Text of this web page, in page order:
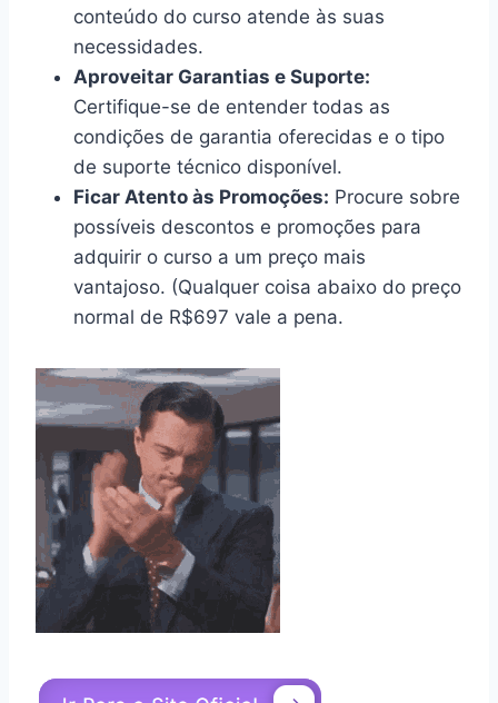
conteúdo do curso atende às suas
necessidades.
Aproveitar Garantias e Suporte:
Certifique-se de entender todas as
condições de garantia oferecidas e o tipo
de suporte técnico disponível.
Ficar Atento às Promoções: Procure sobre
possíveis descontos e promoções para
adquirir o curso a um preço mais
vantajoso. (Qualquer coisa abaixo do preço
normal de R$697 vale a pena.